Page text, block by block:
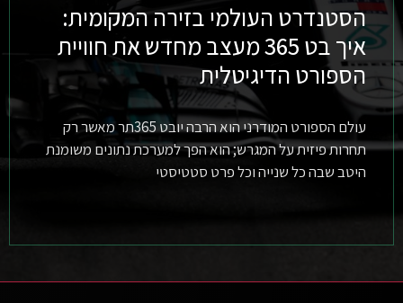
הסטנדרט העולמי בזירה המקומית:
איך בט 365 מעצב מחדש את חוויית
הספורט הדיגיטלית
עולם הספורט המודרני הוא הרבה יובט 365תר מאשר רק
תחרות פיזית על המגרש; הוא הפך למערכת נתונים משומנת
היטב שבה כל שנייה וכל פרט סטטיסטי